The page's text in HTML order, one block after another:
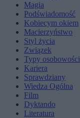
Magia
Podświadomość
Kobiecym okiem
Macierzyństwo
Styl życia
Związek
Typy osobowości
Kariera
Sprawdziany
Wiedza Ogólna
Film
Dyktando
Literatura